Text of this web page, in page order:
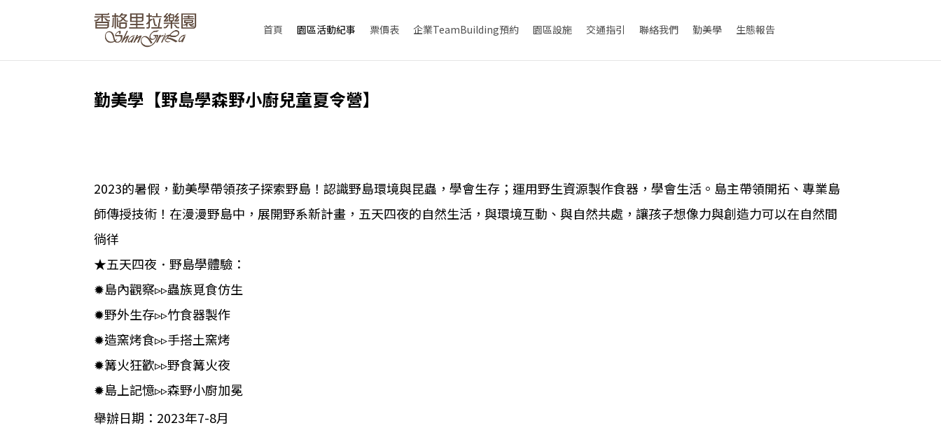
首頁 園區活動紀事 票價表 企業TeamBuilding預約 園區設施 交通指引 聯絡我們 勤美學 生態報告
勤美學【野島學森野小廚兒童夏令營】
2023的暑假，勤美學帶領孩子探索野島！認識野島環境與昆蟲，學會生存；運用野生資源製作食器，學會生活。島主帶領開拓、專業島
師傳授技術！在漫漫野島中，展開野系新計畫，五天四夜的自然生活，與環境互動、與自然共處，讓孩子想像力與創造力可以在自然間
徜徉
★五天四夜．野島學體驗：ㅤ
✹島內觀察▹▹蟲族覓食仿生
✹野外生存▹▹竹食器製作
✹造窯烤食▹▹手搭土窯烤
✹篝火狂歡▹▹野食篝火夜
✹島上記憶▹▹森野小廚加冕
舉辦日期：2023年7-8月